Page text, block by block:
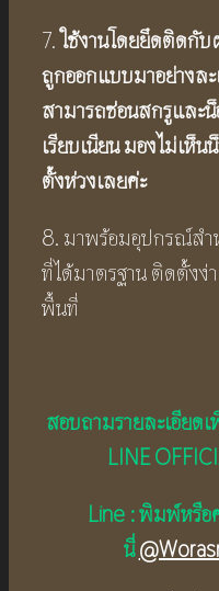
7.ใช้งานโดยยึดติดกั
ถูกออกแบบมาอย่างละ
สามารถซ่อนสกรูและน็
เรียบเนียน มองไม่เห็
ตั้งห่วงเลยค่ะ
8. มาพร้อมอุปกรณ์สำ
ที่ได้มาตรฐาน ติดตั้งง่
พื้นที่
สอบถามรายละเอียด
LINE
Line : พิมพ์หรื
นี่